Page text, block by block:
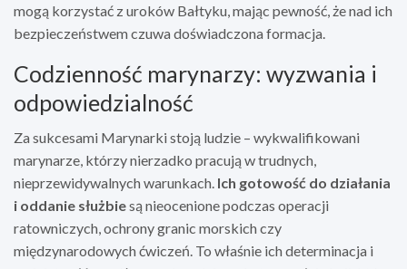
mogą korzystać z uroków Bałtyku, mając pewność, że nad ich
bezpieczeństwem czuwa doświadczona formacja.
Codzienność marynarzy: wyzwania i
odpowiedzialność
Za sukcesami Marynarki stoją ludzie – wykwalifikowani
marynarze, którzy nierzadko pracują w trudnych,
nieprzewidywalnych warunkach. Ich gotowość do działania
i oddanie służbiesą nieocenione podczas operacji
ratowniczych, ochrony granic morskich czy
międzynarodowych ćwiczeń. To właśnie ich determinacja i